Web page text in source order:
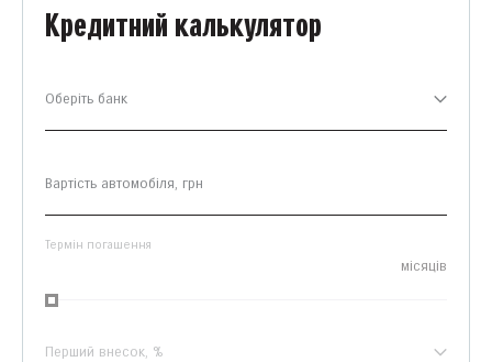
Кредитний калькулятор
Оберіть банк
Термін погашення
місяців
Перший внесок, %